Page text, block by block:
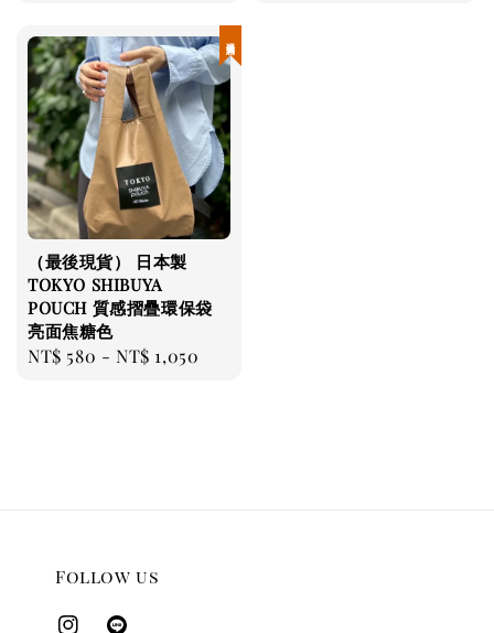
（最後現貨） 日本製
TOKYO SHIBUYA
POUCH 質感摺疊環保袋
亮面焦糖色
Regular
NT$ 580 -NT$ 1,050
Follow us